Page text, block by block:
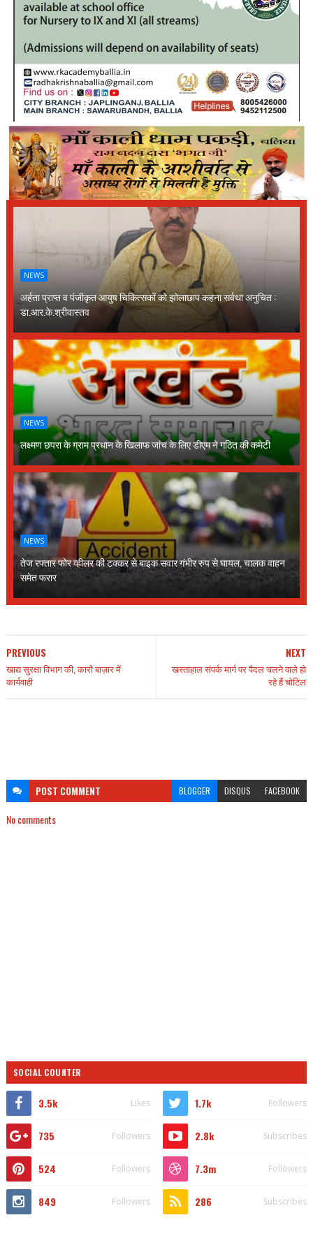
NEWS
अर्हता प्राप्त व पंजीकृत आयुष चिकित्सकों को झोलाछाप कहना सर्वथा अनुचित :
डा.आर.के.श्रीवास्तव
NEWS
लक्ष्मण छपरा के ग्राम प्रधान के खिलाफ जांच के लिए डीएम ने गठित की कमेटी
NEWS
तेज रफ्तार फोर व्हीलर की टक्कर से बाइक सवार गंभीर रुप से घायल, चालक वाहन
समेत फरार
NEXT
खस्ताहाल संपर्क मार्ग पर पैदल चलने वाले हो
रहे हैं चोटिल
PREVIOUS
खाद्य सुरक्षा विभाग की, कारों बाज़ार में
कार्यवाही
POST COMMENT BLOGGER DISQUS FACEBOOK
No comments
SOCIAL COUNTER
3.5k Likes 1.7k Followers
735 Followers 2.8k Subscribes
524 Followers 7.3m Followers
849 Followers 286 Subscribes